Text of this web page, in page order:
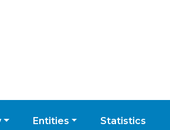
Entities Statistics